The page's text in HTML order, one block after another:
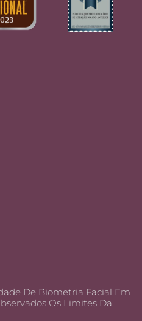
De Biometria Facial Em
Os Limites Da